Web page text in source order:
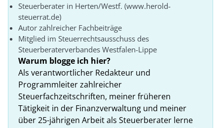
Steuerberater in Herten/Westf. (www.herold-
steuerrat.de)
Autor zahlreicher Fachbeiträge
Mitglied im Steuerrechtsausschuss des
Steuerberaterverbandes Westfalen-Lippe
Warum blogge ich hier?
Als verantwortlicher Redakteur und
Programmleiter zahlreicher
Steuerfachzeitschriften, meiner früheren
Tätigkeit in der Finanzverwaltung und meiner
über 25-jährigen Arbeit als Steuerberater lerne